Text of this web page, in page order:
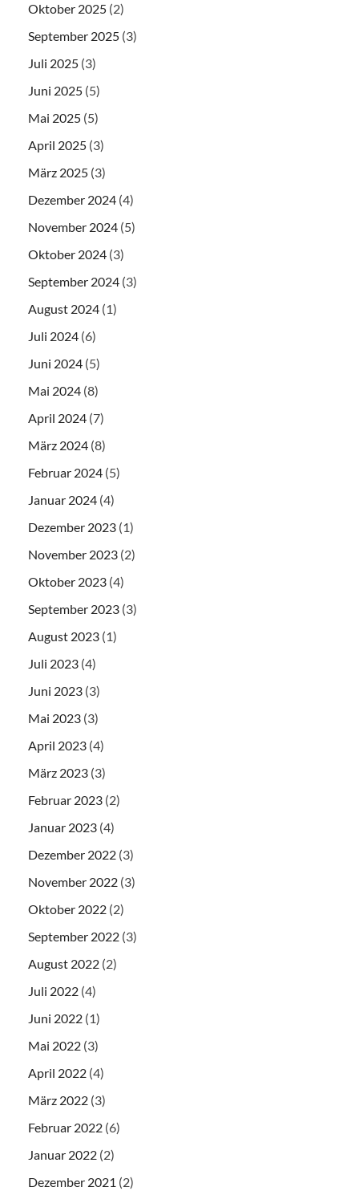
Oktober 2025 (2)
September 2025 (3)
Juli 2025 (3)
Juni 2025 (5)
Mai 2025 (5)
April 2025 (3)
März 2025 (3)
Dezember 2024 (4)
November 2024 (5)
Oktober 2024 (3)
September 2024 (3)
August 2024 (1)
Juli 2024 (6)
Juni 2024 (5)
Mai 2024 (8)
April 2024 (7)
März 2024 (8)
Februar 2024 (5)
Januar 2024 (4)
Dezember 2023 (1)
November 2023 (2)
Oktober 2023 (4)
September 2023 (3)
August 2023 (1)
Juli 2023 (4)
Juni 2023 (3)
Mai 2023 (3)
April 2023 (4)
März 2023 (3)
Februar 2023 (2)
Januar 2023 (4)
Dezember 2022 (3)
November 2022 (3)
Oktober 2022 (2)
September 2022 (3)
August 2022 (2)
Juli 2022 (4)
Juni 2022 (1)
Mai 2022 (3)
April 2022 (4)
März 2022 (3)
Februar 2022 (6)
Januar 2022 (2)
Dezember 2021 (2)